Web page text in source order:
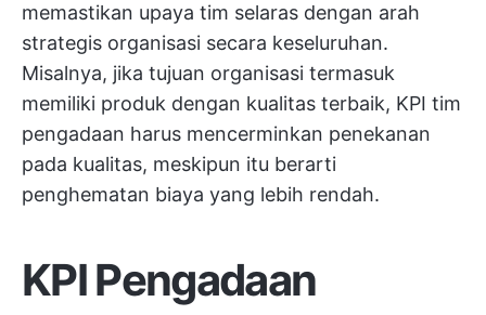
memastikan upaya tim selaras dengan arah
strategis organisasi secara keseluruhan.
Misalnya, jika tujuan organisasi termasuk
memiliki produk dengan kualitas terbaik, KPI tim
pengadaan harus mencerminkan penekanan
pada kualitas, meskipun itu berarti
penghematan biaya yang lebih rendah.
KPI Pengadaan